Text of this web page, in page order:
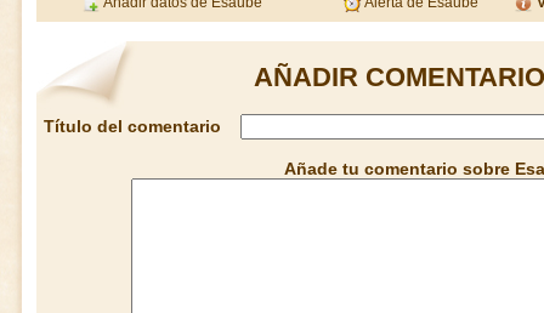
AÑADIR
Título del comentario
Añade tu comentario sobre